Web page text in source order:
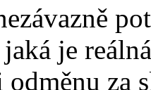
je
odměnu za